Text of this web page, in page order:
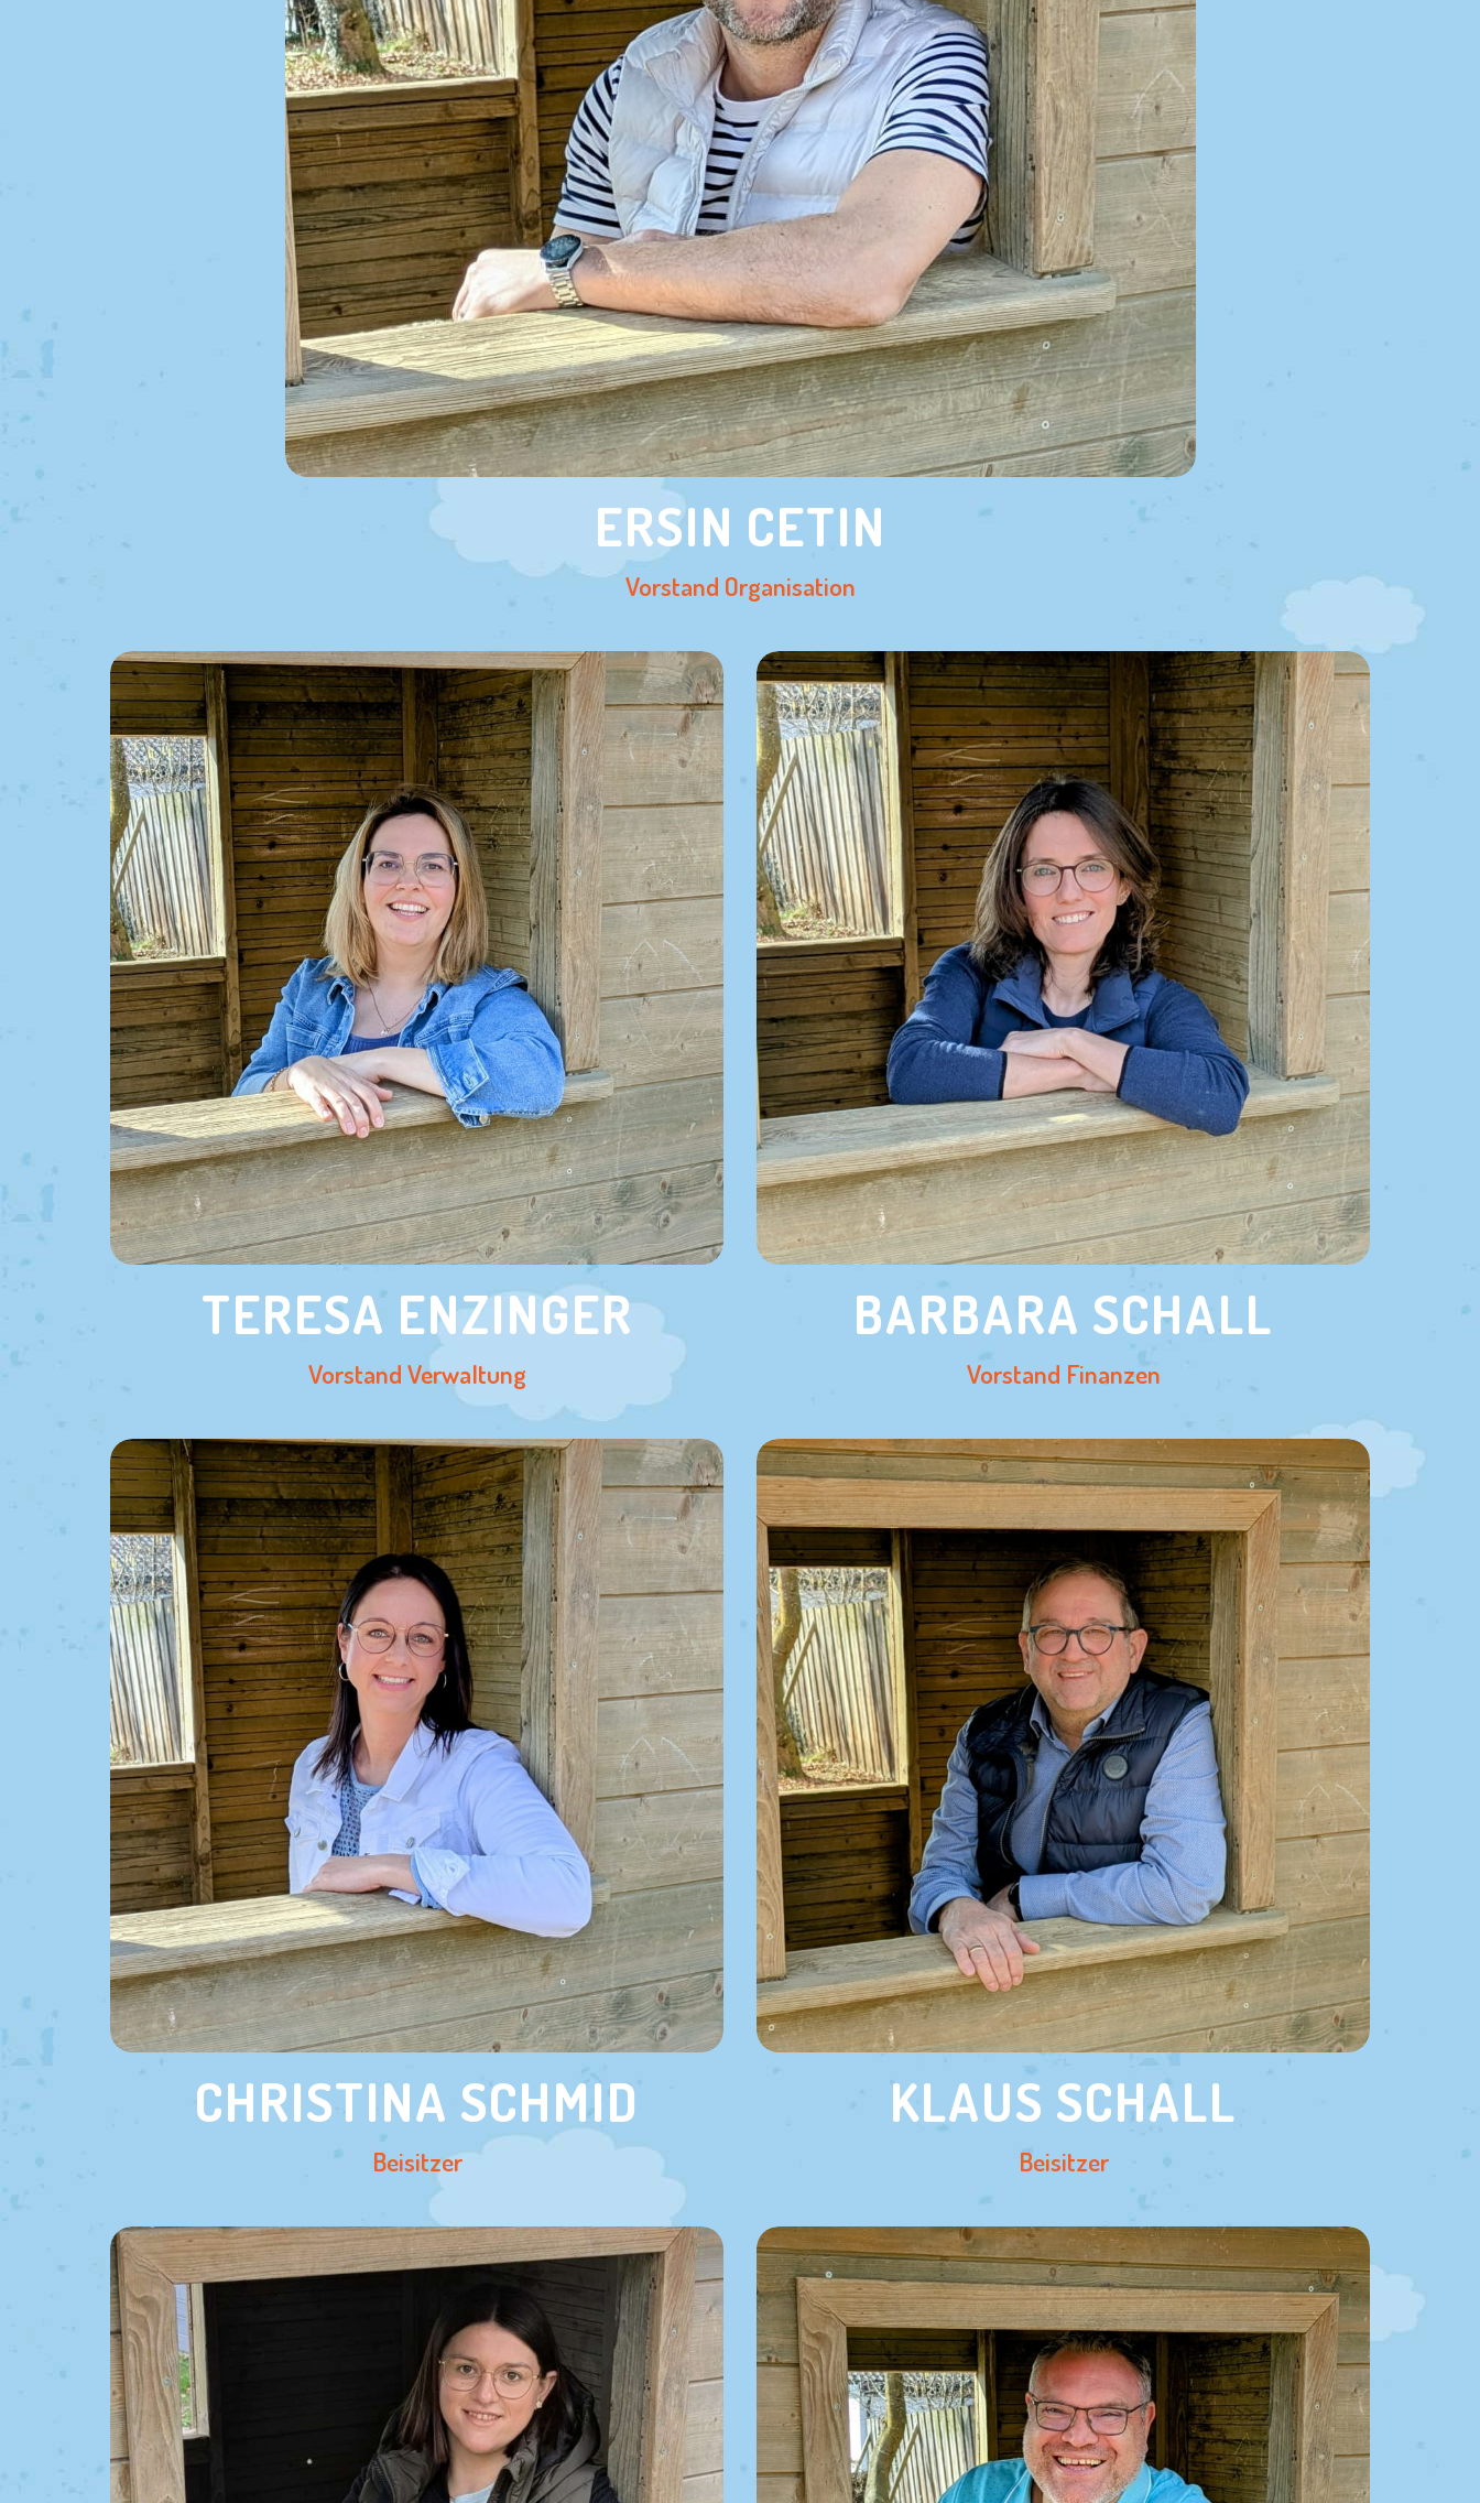
ERSIN CETIN
Vorstand Organisation
TERESA ENZINGER
Vorstand Verwaltung
BARBARA SCHALL
Vorstand Finanzen
CHRISTINA SCHMID
Beisitzer
KLAUS SCHALL
Beisitzer